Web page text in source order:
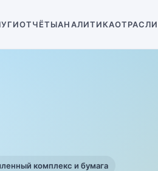
ОТЧЁТЫАНАЛИТИКАОТРАСЛИ
комплекс и бумага